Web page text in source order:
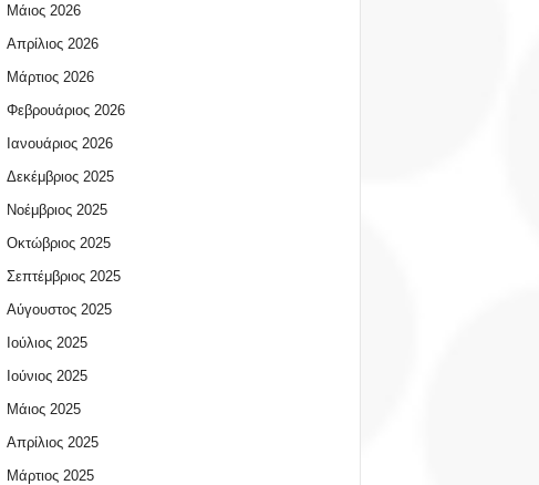
Μάιος 2026
Απρίλιος 2026
Μάρτιος 2026
Φεβρουάριος 2026
Ιανουάριος 2026
Δεκέμβριος 2025
Νοέμβριος 2025
Οκτώβριος 2025
Σεπτέμβριος 2025
Αύγουστος 2025
Ιούλιος 2025
Ιούνιος 2025
Μάιος 2025
Απρίλιος 2025
Μάρτιος 2025